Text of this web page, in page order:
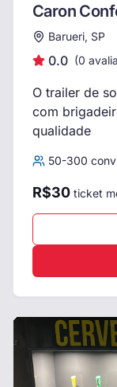
Caron
Barueri, SP
0.0 (0
O trailer de
com
qualidade
50-300
R$30 ticket